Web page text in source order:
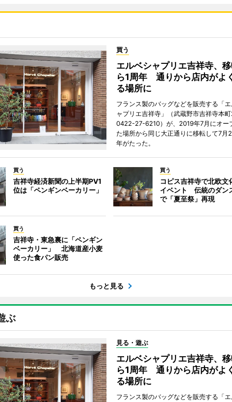
買う
エルベシャプリエ吉祥寺、
ら1周年 通りから店内がよ
る場所に
フランス製のバッグなどを販売する「
ャプリエ吉祥寺」（武蔵野市吉祥寺本町
0422-27-6210）が、2019年7月にオー
た場所から同じ大正通りに移転して7月
年がたった。
買う
吉祥寺経済新聞の上半期PV1
位は「ペンギンベーカリー」
買う
コピス吉祥寺で北欧文
イベント 伝統のダン
で「夏至祭」再現
買う
吉祥寺・東急裏に「ペンギン
ベーカリー」 北海道産小麦
使った食パン販売
もっと見る
ぶ
見る・遊ぶ
エルベシャプリエ吉祥寺、
ら1周年 通りから店内がよ
る場所に
フランス製のバッグなどを販売する「